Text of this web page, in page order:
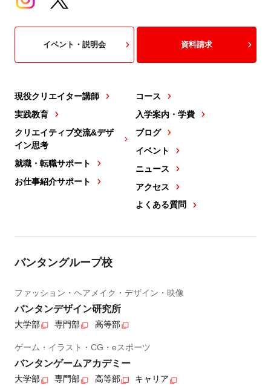
現役クリエイター講師
実践教育
クリエイティブ交流&デザ
イン思考
就職・転職サポート
お仕事紹介サポート
コース
入学案内・学費
ブログ
イベント
ニュース
アクセス
よくある質問
イベント・説明会 資料請求
バンタングループ校
ファッション・ヘアメイク・デザイン・映像
バンタンデザイン研究所
大学部 専門部 高等部
ゲーム・イラスト・CG・eスポーツ
バンタンゲームアカデミー
大学部 専門部 高等部 キャリア